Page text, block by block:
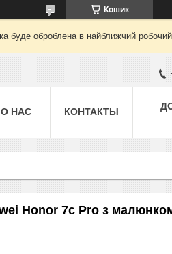
Кошик
буде оброблена в найближчий
О НАС КОНТАКТЫ
Honor 7c Pro з